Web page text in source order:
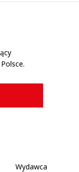
kosztują ajentów
I zepsute żarcie a
i wymogami.!
!!!
Wydawca